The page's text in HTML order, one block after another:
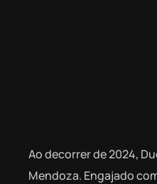
Ao decorrer de 2024,
Mendoza. Engajado